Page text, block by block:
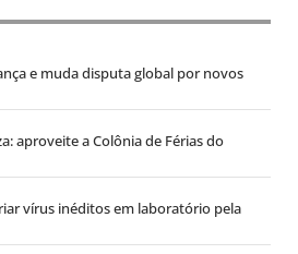
e muda disputa global por novos
aproveite a Colônia de Férias do
vírus inéditos em laboratório pela